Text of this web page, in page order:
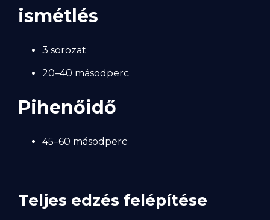
ismétlés
3 sorozat
20–40 másodperc
Pihenőidő
45–60 másodperc
Teljes edzés felépítése